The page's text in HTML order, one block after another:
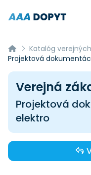
Katalóg
Projektová
Verejná
Projektová
elektro